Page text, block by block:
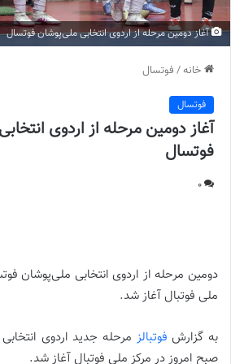
آغاز دومین مرحله از اردوی انتخابی ملی‌پوشان فوتسال
خانه/ فوتسال
فوتسال
آغاز دومین مرحله از اردوی
فوتسال
0
دومین مرحله از اردوی انتخابی ملی‌پوشان
ملی فوتبال آغاز شد.
به گزارش فوتبالز مرحله جدید اردوی
صبح امروز در مرکز ملی فوتبال آغاز شد.